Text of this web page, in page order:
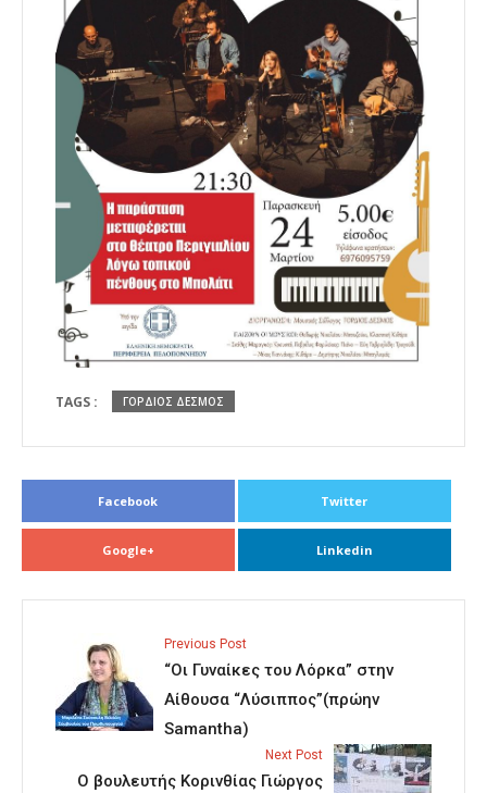
TAGS : ΓΟΡΔΙΟΣ ΔΕΣΜΟΣ
Facebook Twitter
Google+ Linkedin
Previous Post
“Οι Γυναίκες του Λόρκα” στην
Αίθουσα “Λύσιππος”(πρώην
Samantha)
Next Post
Ο βουλευτής Κορινθίας Γιώργος